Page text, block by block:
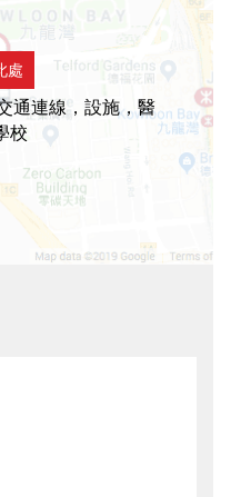
處
通連線，設施，醫
校